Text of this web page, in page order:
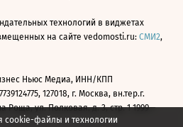
cookie-файлы и технологии
технологий в виджетах
на сайте vedomosti.ru: СМИ2,
Ньюс Медиа, ИНН/КПП
127018, г. Москва, вн.тер.г.
Роща, ул. Полковая, д. 3, стр. 1 1999—